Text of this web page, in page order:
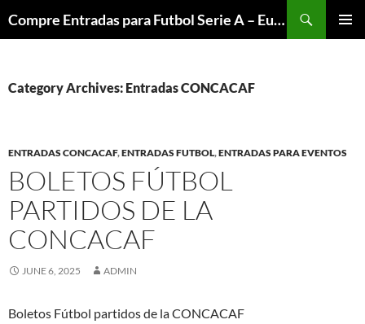
to
Compre Entradas para Futbol Serie A – Europa League – Premier League – Bundesliga
Category Archives: Entradas CONCACAF
ENTRADAS CONCACAF,ENTRADAS FUTBOL,ENTRADAS PARA EVENTOS
BOLETOS FÚTBOL
PARTIDOS DE LA
CONCACAF
JUNE 6, 2025 ADMIN
Boletos Fútbol partidos de la CONCACAF